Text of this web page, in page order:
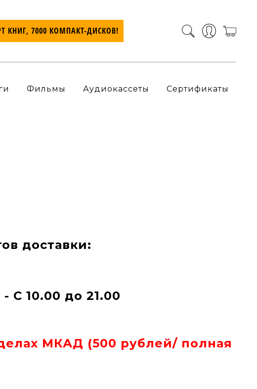
КНИГ, 7000 КОМПАКТ-ДИСКОВ!
Фильмы Аудиокассеты Сертификаты
доставки:
С 10.00 до 21.00
МКАД (500 рублей/ полная